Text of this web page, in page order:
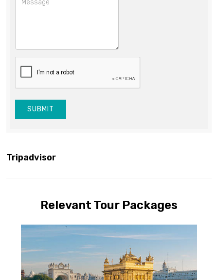
SUBMIT
Tripadvisor
Relevant Tour Packages